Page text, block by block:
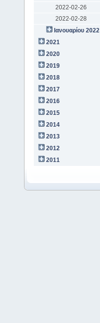
2022-02-26
2022-02-28
Ιανουαρίου 2022
2021
2020
2019
2018
2017
2016
2015
2014
2013
2012
2011